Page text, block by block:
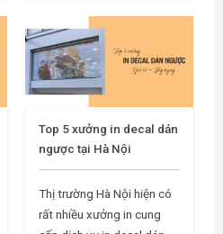
Top 5 xưởng in decal dán
ngược tại Hà Nội
Thị trường Hà Nội hiện có
rất nhiều xưởng in cung